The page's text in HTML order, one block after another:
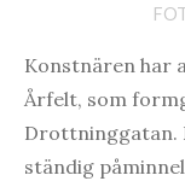
Konstnären har
Årfelt, som
Drottninggatan.
ständig